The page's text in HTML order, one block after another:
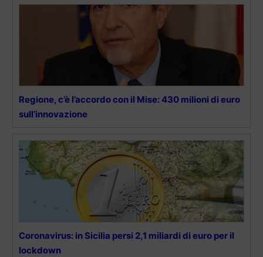
Regione, c’è l’accordo con il Mise: 430 milioni di euro
sull’innovazione
Coronavirus: in Sicilia persi 2,1 miliardi di euro per il
lockdown